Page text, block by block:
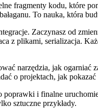
fragmenty kodu, które
To nauka, która
Zaczynasz od
z plikami, serializacja.
narzędzia, jak ogarniać
o projektach, jak
i finalne
sztuczne przykłady.